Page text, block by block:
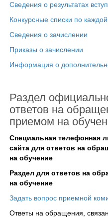
Сведения о результатах
Конкурсные списки по
Сведения о зачислении
Приказы о зачислении
Информация о
Раздел
ответов на
приемом на
Специальная телефонная
сайта для ответов на
на обучение
Раздел для ответов на
на обучение
Задать вопрос приемной
Ответы на обращения,